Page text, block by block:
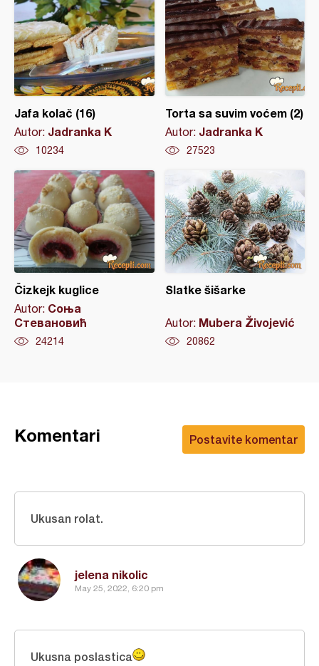
Jafa kolač (16)
Autor: Jadranka K
10234
Torta sa suvim voćem (2)
Autor: Jadranka K
27523
Čizkejk kuglice
Autor: Соња
Стевановић
24214
Slatke šišarke
Autor: Mubera Živojević
20862
Postavite komentar
Komentari
jelena nikolic
May 25, 2022, 6:20 pm
Ukusan rolat.
Ukusna poslastica